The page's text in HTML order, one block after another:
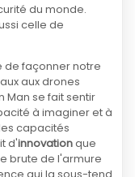
du monde.
celle de
de façonner notre
aux drones
Man se fait sentir
à imaginer et à
capacités
d'innovationque
brute de l'armure